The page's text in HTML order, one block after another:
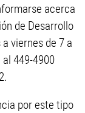
acerca
de Desarrollo
viernes de 7 a
449-4900
por este tipo